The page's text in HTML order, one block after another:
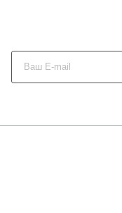
цоколь Е14
Нижний диаметр 20 см